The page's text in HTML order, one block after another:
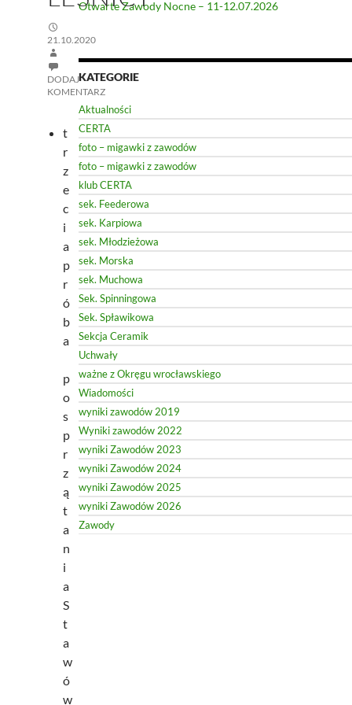
21.10.2020
DODAJ
KOMENTARZ
t
r
z
e
c
i
a
p
r
ó
b
a
p
o
s
p
r
z
ą
t
a
n
i
a
S
t
a
w
ó
w
Otwarte Zawody Nocne – 11-12.07.2026
KATEGORIE
Aktualności
CERTA
foto – migawki z zawodów
foto – migawki z zawodów
klub CERTA
sek. Feederowa
sek. Karpiowa
sek. Młodzieżowa
sek. Morska
sek. Muchowa
Sek. Spinningowa
Sek. Spławikowa
Sekcja Ceramik
Uchwały
ważne z Okręgu wrocławskiego
Wiadomości
wyniki zawodów 2019
Wyniki zawodów 2022
wyniki Zawodów 2023
wyniki Zawodów 2024
wyniki Zawodów 2025
wyniki Zawodów 2026
Zawody